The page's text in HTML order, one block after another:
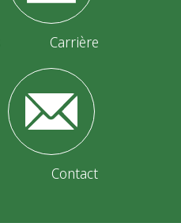
Carrière
Contact